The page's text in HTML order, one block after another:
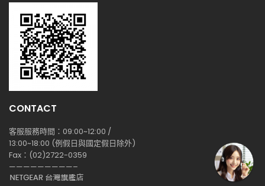
CONTACT
客服服務時間：09:00~12:00 /
13:00~18:00 (例假日與國定假日除外)
Fax：(02)2722-0359
—————————–